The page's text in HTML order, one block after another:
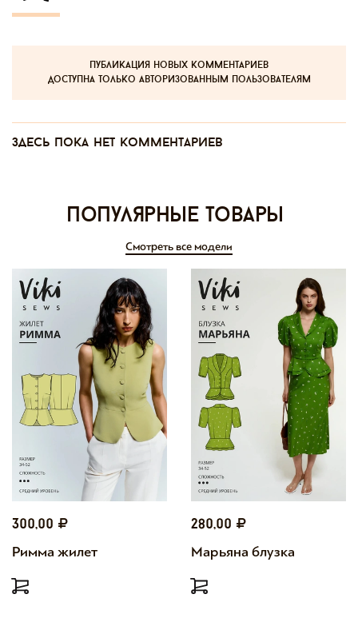
публикация новых комментариев
доступна только авторизованным пользователям
Здесь пока нет комментариев
Популярные товары
Смотреть все модели
300,00
Римма жилет
280,00
Марьяна блузка